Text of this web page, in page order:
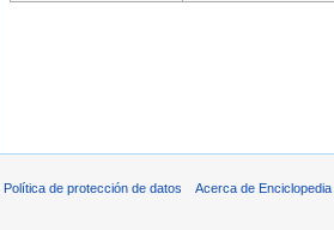
Política de protección de datos Acerca de